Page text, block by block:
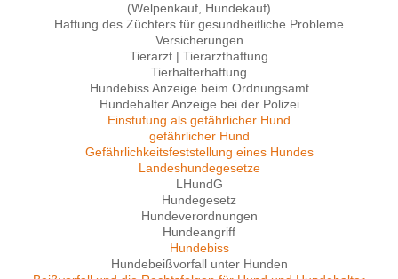
(Welpenkauf, Hundekauf)
Haftung des Züchters für gesundheitliche Probleme
Versicherungen
Tierarzt | Tierarzthaftung
Tierhalterhaftung
Hundebiss Anzeige beim Ordnungsamt
Hundehalter Anzeige bei der Polizei
Einstufung als gefährlicher Hund
gefährlicher Hund
Gefährlichkeitsfeststellung eines Hundes
Landeshundegesetze
LHundG
Hundegesetz
Hundeverordnungen
Hundeangriff
Hundebiss
Hundebeißvorfall unter Hunden